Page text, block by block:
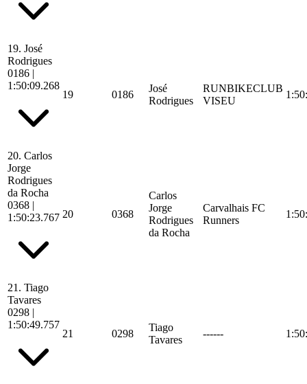
19. José
Rodrigues
0186 |
1:50:09.268
19 0186
José
Rodrigues
RUNBIKECLUB
VISEU
20. Carlos
Jorge
Rodrigues
da Rocha
0368 |
1:50:23.767 20 0368
Carlos
Jorge
Rodrigues
da Rocha
Carvalhais FC
Runners
21. Tiago
Tavares
0298 |
1:50:49.757
21 0298
Tiago
Tavares
------